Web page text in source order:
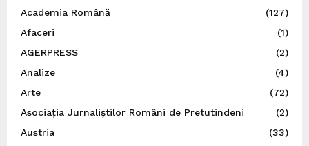
Academia Română
(127)
Afaceri
(1)
AGERPRESS
(2)
Analize
(4)
Arte
(72)
Asociația Jurnaliștilor Români de Pretutindeni
(2)
Austria
(33)